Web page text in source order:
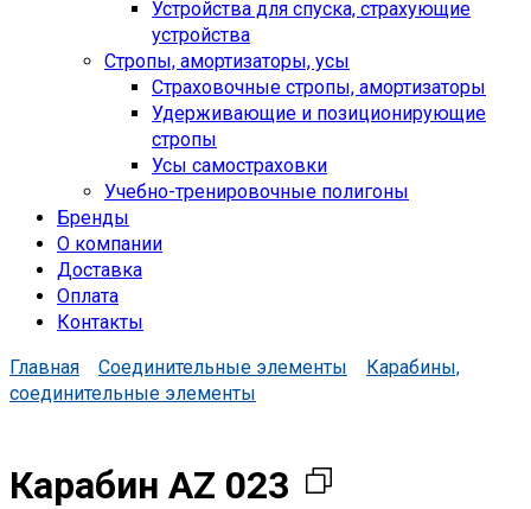
Устройства для спуска, cтрахующие
устройства
Стропы, амортизаторы, усы
Страховочные стропы, амортизаторы
Удерживающие и позиционирующие
стропы
Усы самостраховки
Учебно-тренировочные полигоны
Бренды
О компании
Доставка
Оплата
Контакты
Главная
Соединительные элементы
Карабины,
соединительные элементы
Карабин AZ 023